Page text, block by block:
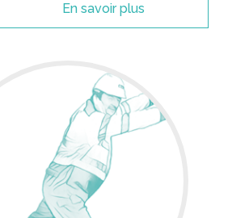
En savoir plus